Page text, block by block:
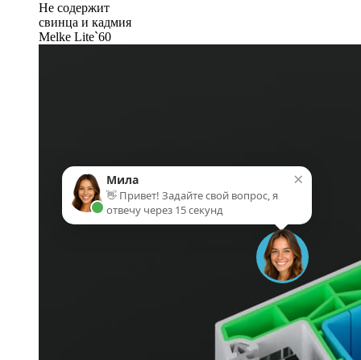
Не содержит
свинца и кадмия
Melke Lite`60
×
Мила
👋 Привет! Задайте свой вопрос, я
отвечу через 15 секунд